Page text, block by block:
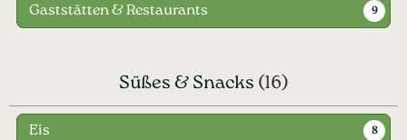
Gaststätten & Restaurants 9
Süßes & Snacks (16)
Eis 8